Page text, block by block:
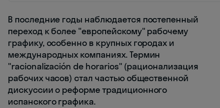
В последние годы наблюдается постепенный
переход к более "европейскому" рабочему
графику, особенно в крупных городах и
международных компаниях. Термин
"racionalización de horarios" (рационализация
рабочих часов) стал частью общественной
дискуссии о реформе традиционного
испанского графика.